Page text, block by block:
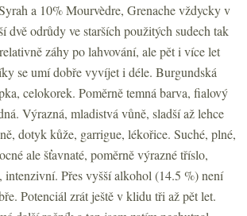
a 10% Mourvèdre, Grenache vždycky v
dvě odrůdy ve starších použitých sudech tak
záhy po lahvování, ale pět i více let
se umí dobře vyvíjet i déle. Burgundská
celokorek. Poměrně temná barva, fialový
Výrazná, mladistvá vůně, sladší až lehce
dotyk kůže, garrigue, lékořice. Suché, plné,
ale šťavnaté, poměrně výrazné tříslo,
intenzivní. Přes vyšší alkohol (14.5 %) není
Potenciál zrát ještě v klidu tři až pět let.